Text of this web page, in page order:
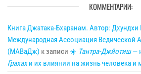
КОММЕНТАРИИ:
Книга Джатака-Бхаранам. Автор:
Международная Ассоциация Ведической
(МАВаДж) к записи ☀ Тантра-Джйотиш—
Грахахи их влиянии на жизнь человека и